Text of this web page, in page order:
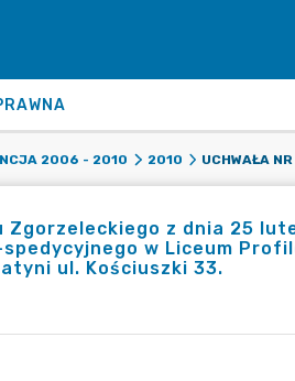
2006 - 2010 2010
Zgorzeleckiego z dnia 25
w Liceum
ul. Kościuszki 33.